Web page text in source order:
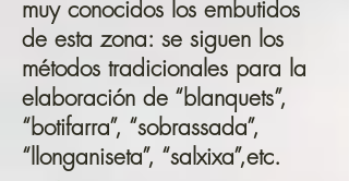
muy conocidos los embutidos
de esta zona: se siguen los
métodos tradicionales para la
elaboración de “blanquets”,
“botifarra”, “sobrassada”,
“llonganiseta”, “salxixa”,etc.